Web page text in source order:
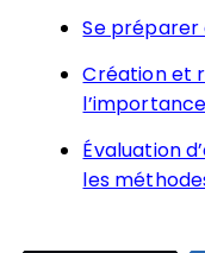
Se préparer
Création et
Évaluation
les